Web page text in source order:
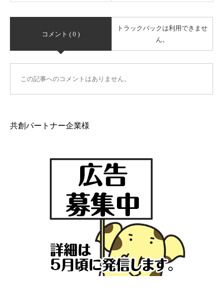
コメント ( 0 )
トラックバックは利用できませ
ん。
この記事へのコメントはありません。
共創パートナー企業様